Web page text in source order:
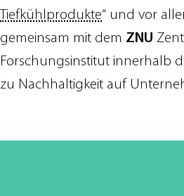
Tiefkühlprodukte“ und vor
gemeinsam mit dem ZNU
Forschungsinstitut innerhalb
zu Nachhaltigkeit auf